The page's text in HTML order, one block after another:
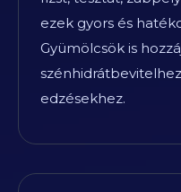
ezek gyors és
Gyümölcsök is
edzésekhez.